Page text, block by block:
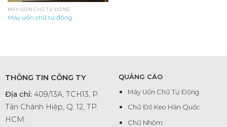
MÁY UỐN CHỮ TỰ ĐỘNG
Máy uốn chữ tự động
THÔNG TIN CÔNG TY
Địa chỉ: 409/13A, TCH13, P.
Tân Chánh Hiệp, Q. 12, TP.
HCM
QUẢNG CÁO
Máy Uốn Chữ Tự Động
Chữ Đổ Keo Hàn Quốc
Chữ Nhôm